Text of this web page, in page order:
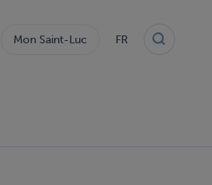
Mon Saint-Luc FR